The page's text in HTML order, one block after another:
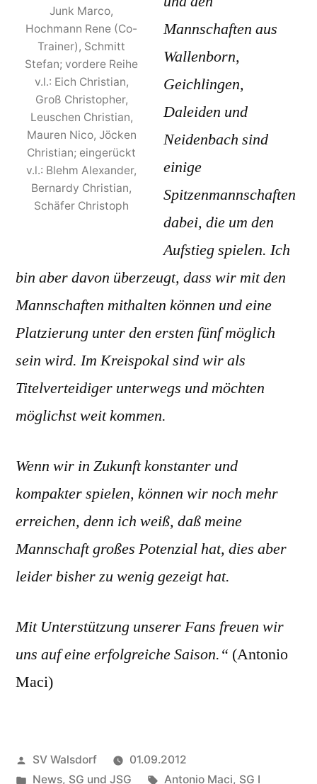
Junk Marco,
Hochmann Rene (Co-
Trainer), Schmitt
Stefan; vordere Reihe
v.l.: Eich Christian,
Groß Christopher,
Leuschen Christian,
Mauren Nico, Jöcken
Christian; eingerückt
v.l.: Blehm Alexander,
Bernardy Christian,
Schäfer Christoph
Mannschaften aus
Wallenborn,
Geichlingen,
Daleiden und
Neidenbach sind
einige
Spitzenmannschaften
dabei, die um den
Aufstieg spielen. Ich
bin aber davon überzeugt, dass wir mit den
Mannschaften mithalten können und eine
Platzierung unter den ersten fünf möglich
sein wird. Im Kreispokal sind wir als
Titelverteidiger unterwegs und möchten
möglichst weit kommen.
Wenn wir in Zukunft konstanter und
kompakter spielen, können wir noch mehr
erreichen, denn ich weiß, daß meine
Mannschaft großes Potenzial hat, dies aber
leider bisher zu wenig gezeigt hat.
Mit Unterstützung unserer Fans freuen wir
uns auf eine erfolgreiche Saison.“ (Antonio
Maci)
Veröffentlicht
von
SV Walsdorf
01.09.2012
Veröffentlicht
News, SG und JSG Schlagwörter:
Antonio Maci, SG I